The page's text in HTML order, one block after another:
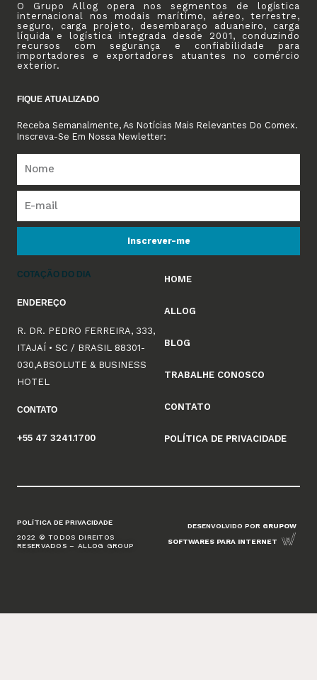
O Grupo Allog opera nos segmentos de logística
internacional nos modais marítimo, aéreo, terrestre,
seguro, carga projeto, desembaraço aduaneiro, carga
líquida e logística integrada desde 2001, conduzindo
recursos com segurança e confiabilidade para
importadores e exportadores atuantes no comércio
exterior.
FIQUE ATUALIZADO
Receba Semanalmente, As Notícias Mais Relevantes Do Comex.
Inscreva-Se Em Nossa Newletter:
Inscrever-me
COTAÇÃO DO DIA
ENDEREÇO
R. DR. PEDRO FERREIRA, 333,
ITAJAÍ • SC / BRASIL 88301-
030,ABSOLUTE & BUSINESS
HOTEL
CONTATO
+55 47 3241.1700
HOME
ALLOG
BLOG
TRABALHE CONOSCO
CONTATO
POLÍTICA DE PRIVACIDADE
POLÍTICA DE PRIVACIDADE
2022 © TODOS DIREITOS
RESERVADOS – ALLOG GROUP
DESENVOLVIDO POR GRUPOW
SOFTWARES PARA INTERNET